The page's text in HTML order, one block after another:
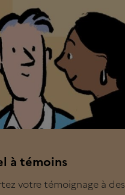
à témoins
votre témoignage à des